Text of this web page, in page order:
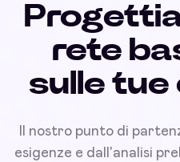
rete
sulle tue
Il nostro punto di
esigenze e dall'analisi